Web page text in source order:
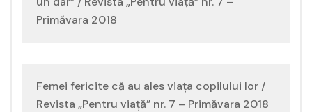
articole
Primăvara 2018
Femei fericite că au ales viața copilului lor /
Revista „Pentru viaţă” nr. 7 – Primăvara 2018